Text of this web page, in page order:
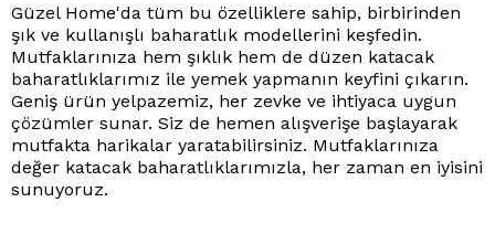
Güzel Home'da tüm bu özelliklere sahip, birbirinden
şık ve kullanışlı baharatlık modellerini keşfedin.
Mutfaklarınıza hem şıklık hem de düzen katacak
baharatlıklarımız ile yemek yapmanın keyfini çıkarın.
Geniş ürün yelpazemiz, her zevke ve ihtiyaca uygun
çözümler sunar. Siz de hemen alışverişe başlayarak
mutfakta harikalar yaratabilirsiniz. Mutfaklarınıza
değer katacak baharatlıklarımızla, her zaman en iyisini
sunuyoruz.